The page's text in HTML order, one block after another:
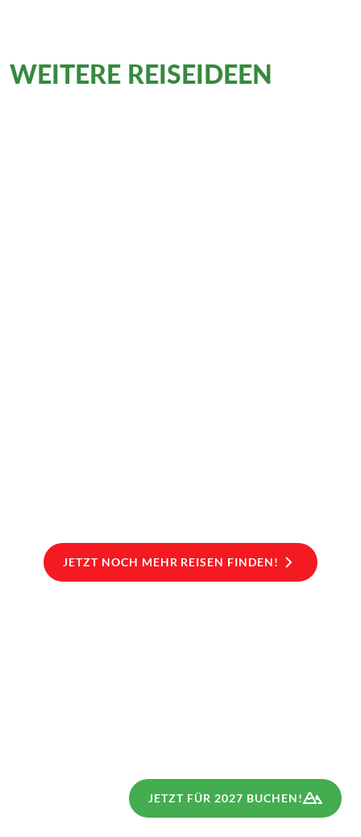
WEITERE REISEIDEEN
JETZT NOCH MEHR REISEN FINDEN!
JETZT FÜR 2027 BUCHEN!